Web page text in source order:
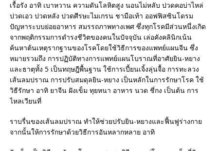
เรื้อรัง อาทิ เบาหวาน ความดันโลหิตสูง นอนไม่หลับ ปวดคอบ่าไหล่
ปวดเอว ปวดหลัง ปวดศีรษะไมเกรน ชามือเท้า ออฟฟิสซินโดรม
ปัญหาระบบย่อยอาหาร สมรรถภาพทางเพศ ซึ่งทุกโรคมีส่วนหนึ่งเกิด
จากพฤติกรรมการดำรงชีวิตของคนในปัจจุบัน เล่อคังคลินิกเน้น
ค้นหาต้นเหตุรากฐานของโรคโดยใช้วิธีการของแพทย์แผนจีน ซึ่ง
หมายรวมถึง การปฏิบัติทางการแพทย์แผนโบราณที่อาศัยยิน-หยาง
และธาตุทั้ง 5 เป็นทฤษฎีพื้นฐาน ใช้การเปี้ยนเจิ้งลุ่นจื้อ การทะลวง
เส้นลมปราณ การปรับสมดุลยิน-หยาง เป็นหลักในการรักษาโรค ใช้
วิธีรักษา อาทิ ยาจีน ฝังเข็ม ทุยหนา อาหาร นวด ชี่กง เป็นต้น การ
ไหลเวียนที่
ราบรื่นของเส้นลมปราณ ทำให้ช่วยปรับยิน-หยางและฟื้นฟูร่างกาย
จากนั้นให้การรักษาด้วยวิธีการอันหลากหลาย อาทิ